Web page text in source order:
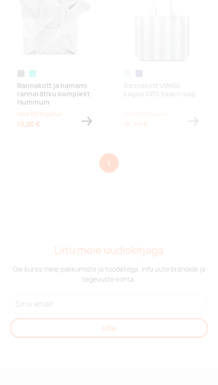
Rannakott ja hamami
rannarätiku komplekt
Hummum
Hind 100 tk puhul
13,20 €
1
Liitu meie uudiskirjaga
Ole kursis meie pakkumiste ja toodetega. Info uute brändide ja
tegevuste kohta.
Liitu